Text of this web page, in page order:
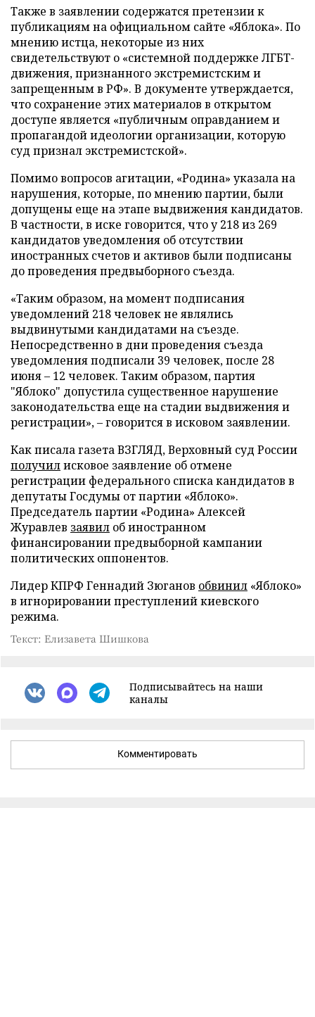
Также в заявлении содержатся претензии к
публикациям на официальном сайте «Яблока». По
мнению истца, некоторые из них
свидетельствуют о «системной поддержке ЛГБТ-
движения, признанного экстремистским и
запрещенным в РФ». В документе утверждается,
что сохранение этих материалов в открытом
доступе является «публичным оправданием и
пропагандой идеологии организации, которую
суд признал экстремистской».
Помимо вопросов агитации, «Родина» указала на
нарушения, которые, по мнению партии, были
допущены еще на этапе выдвижения кандидатов.
В частности, в иске говорится, что у 218 из 269
кандидатов уведомления об отсутствии
иностранных счетов и активов были подписаны
до проведения предвыборного съезда.
«Таким образом, на момент подписания
уведомлений 218 человек не являлись
выдвинутыми кандидатами на съезде.
Непосредственно в дни проведения съезда
уведомления подписали 39 человек, после 28
июня – 12 человек. Таким образом, партия
"Яблоко" допустила существенное нарушение
законодательства еще на стадии выдвижения и
регистрации», – говорится в исковом заявлении.
Как писала газета ВЗГЛЯД, Верховный суд России
получилисковое заявление об отмене
регистрации федерального списка кандидатов в
депутаты Госдумы от партии «Яблоко».
Председатель партии «Родина» Алексей
Журавлев заявил об иностранном
финансировании предвыборной кампании
политических оппонентов.
Лидер КПРФ Геннадий Зюганов обвинил «Яблоко»
в игнорировании преступлений киевского
режима.
Текст: Елизавета Шишкова
Подписывайтесь на наши
каналы
Комментировать